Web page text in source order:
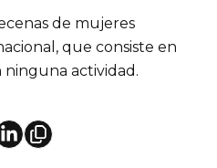
de mujeres
que consiste en
actividad.